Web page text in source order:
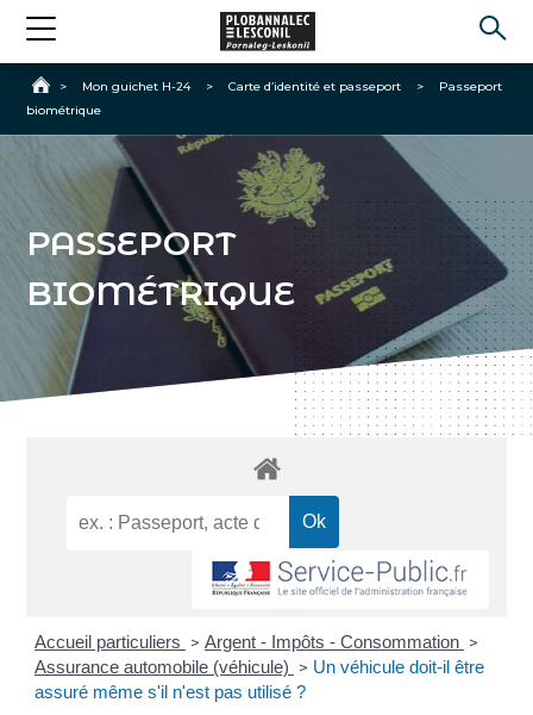
Accueil
> Mon guichet H-24 > Carte d’identité et passeport >
Passeport
biométrique
PASSEPORT
BIOMÉTRIQUE
Accueil particuliers > Argent - Impôts - Consommation >
Assurance automobile (véhicule) > Un véhicule doit-il être
assuré même s'il n'est pas utilisé ?